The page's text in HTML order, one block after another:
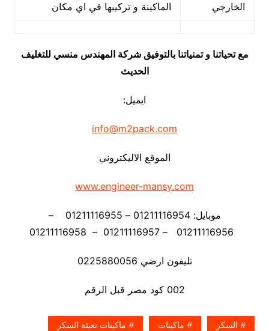
الخارجي
الماكينة و تركيبها في اي مكان
مع تحياتنا و تمنياتنا بالتوفيق شركة المهندس منسي للتغليف
الحديث
ايميل:
info@m2pack.com
الموقع الاليكتروني
www.engineer-mansy.com
موبايل: 01211116954 – 01211116955 –
تليفون ارضي 0225880056
002 كود مصر قبل الرقم
السكر ماكينات ماكينات نعبئة السكر